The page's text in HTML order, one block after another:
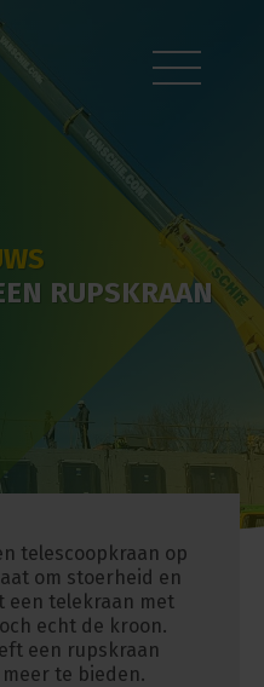
RUPSKRAAN
telescoopkraan op
om stoerheid en
een telekraan met
echt de kroon.
een rupskraan
te bieden.